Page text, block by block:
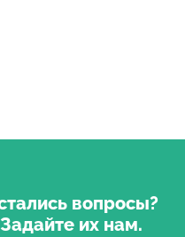
вопросы?
Задайте их нам.